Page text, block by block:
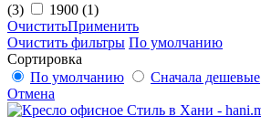
(3)
1900 (1)
ОчиститьПрименить
Очистить фильтры По умолчанию
Сортировка
По умолчанию
Сначала дешевые
Отмена